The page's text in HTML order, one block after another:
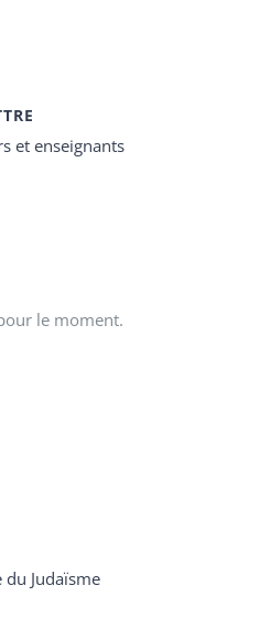
et enseignants
le moment.
du Judaïsme